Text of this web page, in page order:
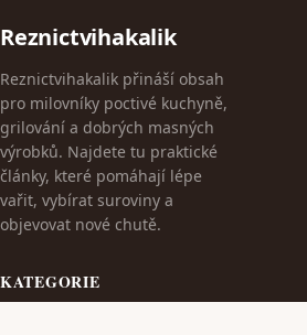
Reznictvihakalik
Reznictvihakalik přináší obsah
pro milovníky poctivé kuchyně,
grilování a dobrých masných
výrobků. Najdete tu praktické
články, které pomáhají lépe
vařit, vybírat suroviny a
objevovat nové chutě.
KATEGORIE